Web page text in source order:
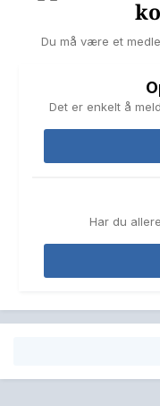
Du må være et
Det er enkelt å
Har du